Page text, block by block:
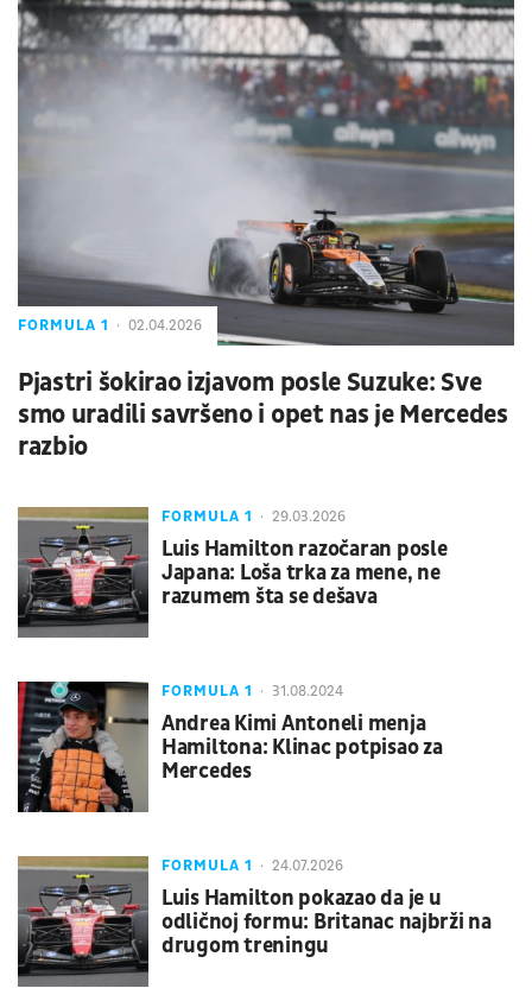
FORMULA 1 02.04.2026
Pjastri šokirao izjavom posle Suzuke: Sve
smo uradili savršeno i opet nas je Mercedes
razbio
FORMULA 1 29.03.2026
Luis Hamilton razočaran posle
Japana: Loša trka za mene, ne
razumem šta se dešava
FORMULA 1 31.08.2024
Andrea Kimi Antoneli menja
Hamiltona: Klinac potpisao za
Mercedes
FORMULA 1 24.07.2026
Luis Hamilton pokazao da je u
odličnoj formu: Britanac najbrži na
drugom treningu